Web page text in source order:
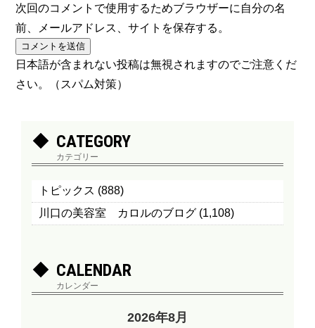
次回のコメントで使用するためブラウザーに自分の名
前、メールアドレス、サイトを保存する。
日本語が含まれない投稿は無視されますのでご注意くだ
さい。（スパム対策）
CATEGORY
カテゴリー
トピックス (888)
川口の美容室 カロルのブログ (1,108)
CALENDAR
カレンダー
2026年8月